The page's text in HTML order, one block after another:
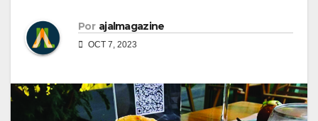
Por ajalmagazine
OCT 7, 2023